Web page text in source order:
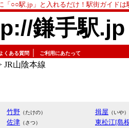
「○○駅.jp」と入れるだけ！駅街ガイド
鎌手駅.jp
くある質問 ご利用にあたって
JR山陰本線
竹野 （たけの）
佐津 （さつ）
揖屋 （いや）
東松江[島